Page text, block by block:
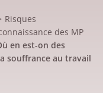
Risques
des MP
en est-on des
souffrance au travail